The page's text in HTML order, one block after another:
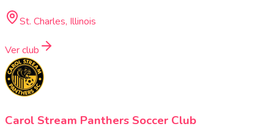
St. Charles, Illinois
Ver club
Carol Stream Panthers Soccer Club